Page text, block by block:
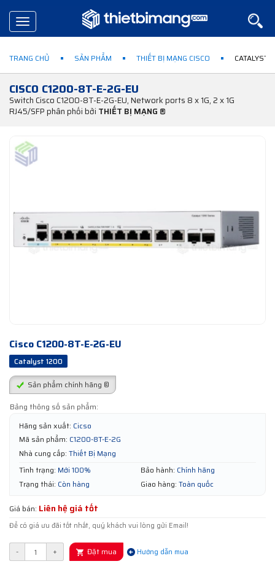
Toggle
navigation
TRANG CHỦ SẢN PHẨM THIẾT BỊ MẠNG CISCO CATALYST
CISCO C1200-8T-E-2G-EU
Switch Cisco C1200-8T-E-2G-EU, Network ports 8 x 1G, 2 x 1G
RJ45/SFP phân phối bởi THIẾT BỊ MẠNG ®
Cisco C1200-8T-E-2G-EU
Catalyst 1200
Sản phẩm chính hãng ®
Bảng thông số sản phẩm:
Hãng sản xuất: Cicso
Mã sản phẩm: C1200-8T-E-2G
Nhà cung cấp: Thiết Bị Mạng
Tình trạng: Mới 100% Bảo hành: Chính hãng
Trạng thái: Còn hàng Giao hàng: Toàn quốc
Giá bán: Liên hệ giá tốt
Để có giá ưu đãi tốt nhất, quý khách vui lòng gửi Email!
- + Đặt mua Hướng dẫn mua